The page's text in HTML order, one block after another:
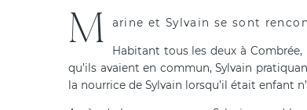
M arine et Sylvain se sont
Habitant tous les deux à
qu’ils avaient en commun, Sylvain
la nourrice de Sylvain lorsqu’il était enfant